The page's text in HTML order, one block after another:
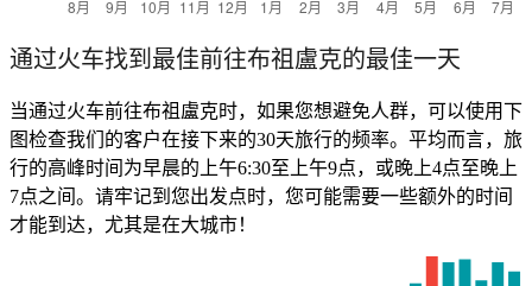
通过火车找到最佳前往布祖盧克的最佳一天
当通过火车前往布祖盧克时，如果您想避免人群，可以使用下
图检查我们的客户在接下来的30天旅行的频率。平均而言，旅
行的高峰时间为早晨的上午6:30至上午9点，或晚上4点至晚上
7点之间。请牢记到您出发点时，您可能需要一些额外的时间
才能到达，尤其是在大城市！